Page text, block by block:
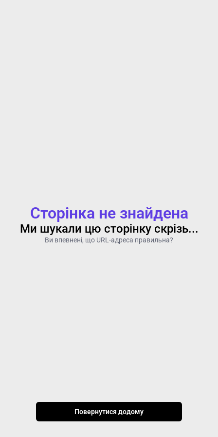
Сторінка не знайдена
Ми шукали цю сторінку скрізь...
Ви впевнені, що URL-адреса правильна?
Повернутися додому